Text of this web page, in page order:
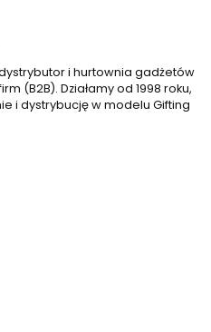
i hurtownia gadżetów
(B2B). Działamy od 1998 roku,
i dystrybucję w modelu Gifting